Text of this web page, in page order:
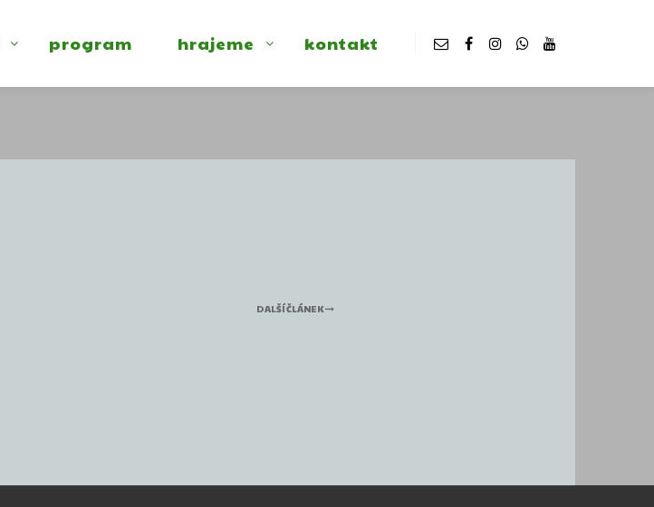
program hrajeme kontakt
DALŠÍ ČLÁNEK